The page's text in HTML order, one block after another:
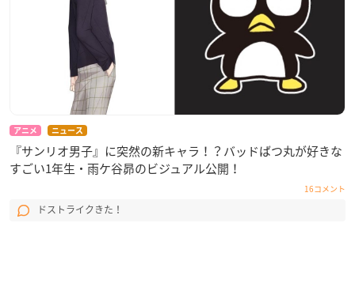
アニメ ニュース
『サンリオ男子』に突然の新キャラ！？バッドばつ丸が好きな
すごい1年生・雨ケ谷昴のビジュアル公開！
16コメント
ドストライクきた！